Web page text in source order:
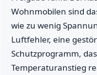
Wohnmobilen sind
wie zu wenig
Luftfehler, eine
Schutzprogramm,
Temperaturanstieg